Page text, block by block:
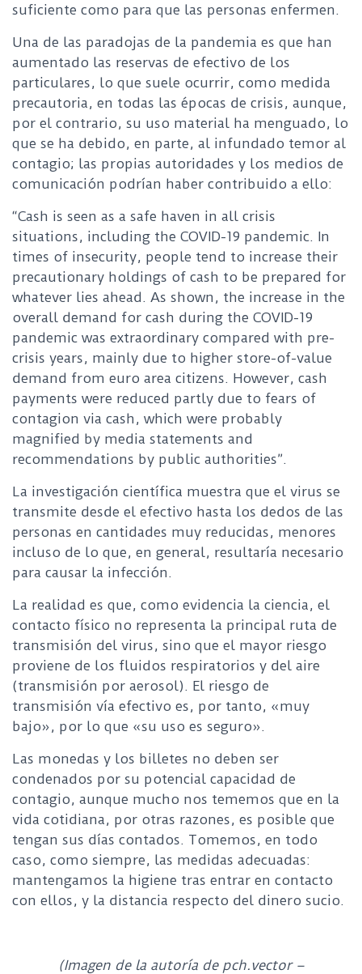
suficiente como para que las personas enfermen.
Una de las paradojas de la pandemia es que han
aumentado las reservas de efectivo de los
particulares, lo que suele ocurrir, como medida
precautoria, en todas las épocas de crisis, aunque,
por el contrario, su uso material ha menguado, lo
que se ha debido, en parte, al infundado temor al
contagio; las propias autoridades y los medios de
comunicación podrían haber contribuido a ello:
“Cash is seen as a safe haven in all crisis
situations, including the COVID-19 pandemic. In
times of insecurity, people tend to increase their
precautionary holdings of cash to be prepared for
whatever lies ahead. As shown, the increase in the
overall demand for cash during the COVID-19
pandemic was extraordinary compared with pre-
crisis years, mainly due to higher store-of-value
demand from euro area citizens. However, cash
payments were reduced partly due to fears of
contagion via cash, which were probably
magnified by media statements and
recommendations by public authorities”.
La investigación científica muestra que el virus se
transmite desde el efectivo hasta los dedos de las
personas en cantidades muy reducidas, menores
incluso de lo que, en general, resultaría necesario
para causar la infección.
La realidad es que, como evidencia la ciencia, el
contacto físico no representa la principal ruta de
transmisión del virus, sino que el mayor riesgo
proviene de los fluidos respiratorios y del aire
(transmisión por aerosol). El riesgo de
transmisión vía efectivo es, por tanto, «muy
bajo», por lo que «su uso es seguro».
Las monedas y los billetes no deben ser
condenados por su potencial capacidad de
contagio, aunque mucho nos tememos que en la
vida cotidiana, por otras razones, es posible que
tengan sus días contados. Tomemos, en todo
caso, como siempre, las medidas adecuadas:
mantengamos la higiene tras entrar en contacto
con ellos, y la distancia respecto del dinero sucio.
(Imagen de la autoría de pch.vector –